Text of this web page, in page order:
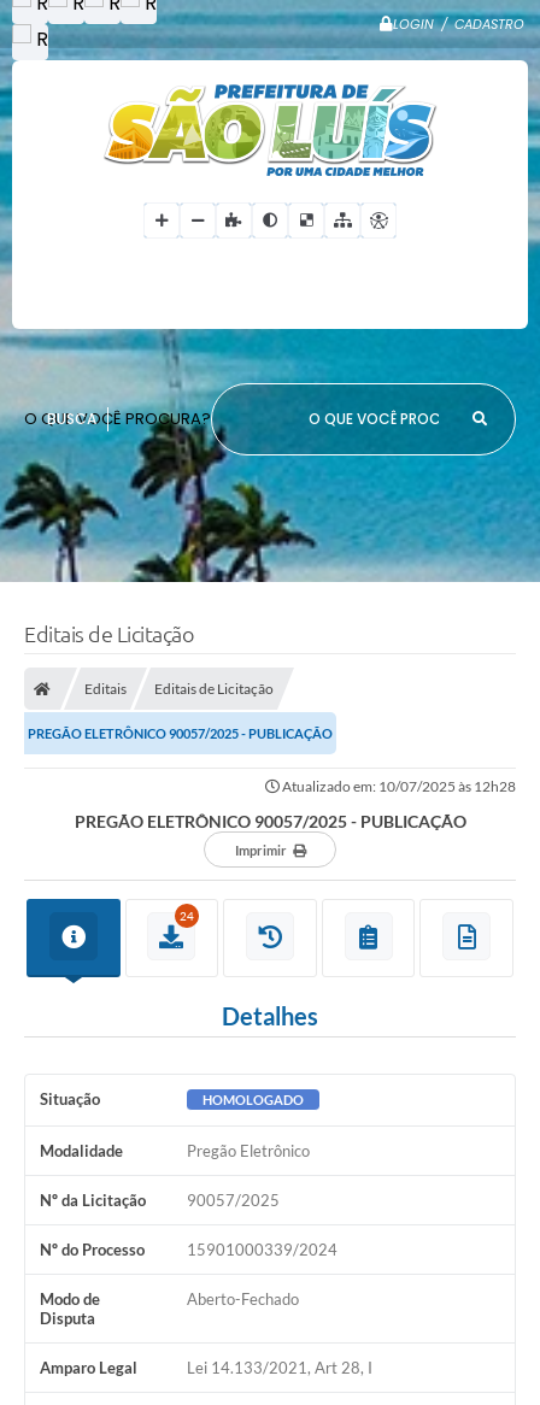
LOGIN / CADASTRO
O QUE VOCÊ PROCURA?
Editais de Licitação
Editais Editais de Licitação
PREGÃO ELETRÔNICO 90057/2025 - PUBLICAÇÃO
Atualizado em: 10/07/2025 às 12h28
PREGÃO ELETRÔNICO 90057/2025 - PUBLICAÇÃO
Imprimir
24
Detalhes
Situação HOMOLOGADO
Modalidade Pregão Eletrônico
Nº da Licitação 90057/2025
Nº do Processo 15901000339/2024
Modo de
Disputa
Aberto-Fechado
Amparo Legal Lei 14.133/2021, Art 28, I